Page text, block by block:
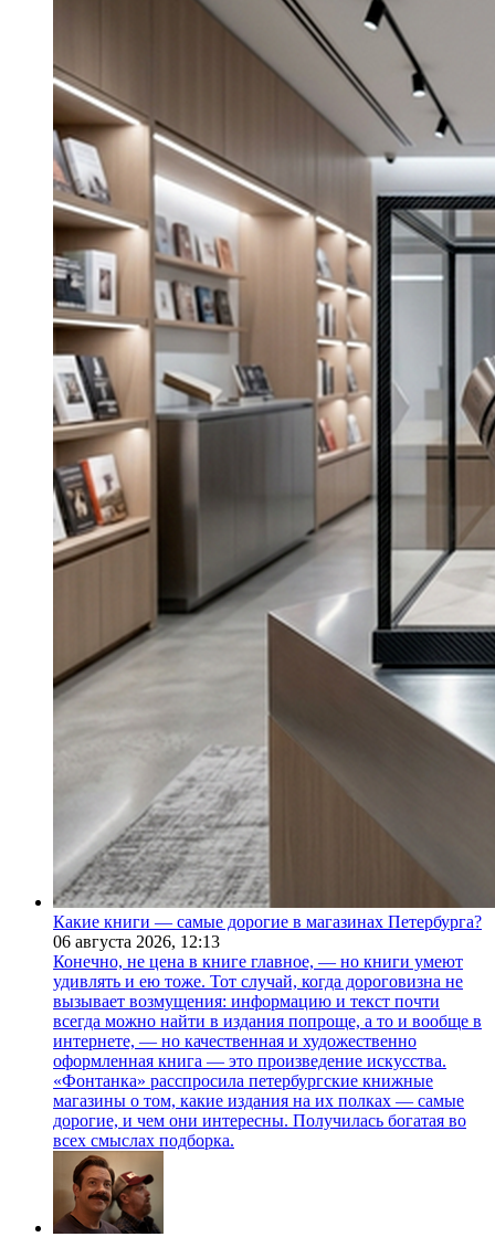
Какие книги — самые дорогие в магазинах Петербурга?
06 августа 2026, 12:13
Конечно, не цена в книге главное, — но книги умеют
удивлять и ею тоже. Тот случай, когда дороговизна не
вызывает возмущения: информацию и текст почти
всегда можно найти в издания попроще, а то и вообще в
интернете, — но качественная и художественно
оформленная книга — это произведение искусства.
«Фонтанка» расспросила петербургские книжные
магазины о том, какие издания на их полках — самые
дорогие, и чем они интересны. Получилась богатая во
всех смыслах подборка.